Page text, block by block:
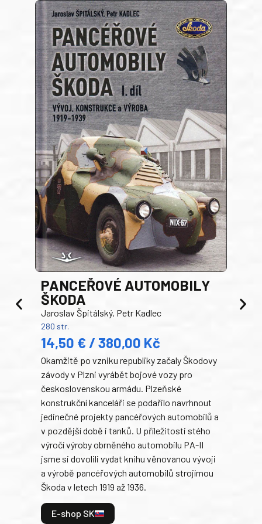
PANCEŘOVÉ AUTOMOBILY
ŠKODA
Jaroslav Špitálský, Petr Kadlec
280 str.
14,50 € / 380,00 Kč
Okamžitě po vzniku republiky začaly Škodovy
závody v Plzni vyrábět bojové vozy pro
československou armádu. Plzeňské
konstrukční kanceláři se podařilo navrhnout
jedinečné projekty pancéřových automobilů a
v pozdější době i tanků. U příležitosti stého
výročí výroby obrněného automobilu PA-II
jsme si dovolili vydat knihu věnovanou vývoji
a výrobě pancéřových automobilů strojírnou
Škoda v letech 1919 až 1936.
E-shop SK